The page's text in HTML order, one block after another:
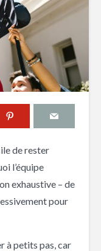
de rester
l’équipe
exhaustive – de
pour
à petits pas, car